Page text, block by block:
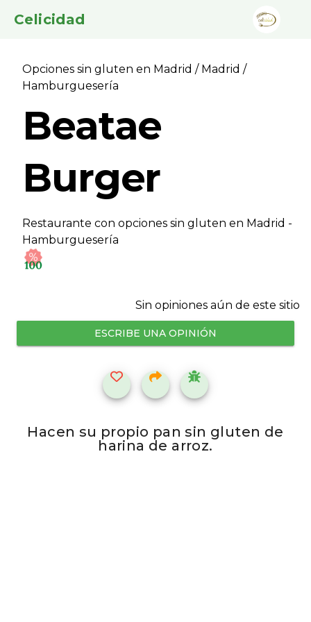
Celicidad
Opciones sin gluten en Madrid / Madrid /
Hamburgueserí­a
Beatae
Burger
Restaurante con opciones sin gluten en Madrid -
Hamburgueserí­a
Sin opiniones aún de este sitio
ESCRIBE UNA OPINIÓN
Hacen su propio pan sin gluten de
harina de arroz.